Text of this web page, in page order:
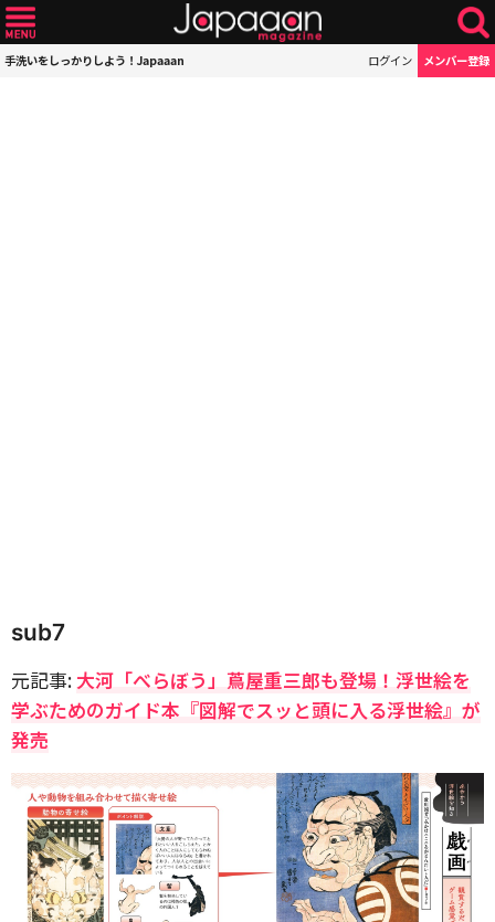
手洗いをしっかりしよう！Japaaan ログイン メンバー登録
sub7
元記事:大河「べらぼう」蔦屋重三郎も登場！浮世絵を
学ぶためのガイド本『図解でスッと頭に入る浮世絵』が
発売